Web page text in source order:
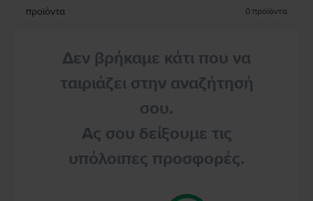
προϊόντα 0 προϊόντα
Δεν βρήκαμε κάτι που να
ταιριάζει στην αναζήτησή
σου.
Ας σου δείξουμε τις
υπόλοιπες προσφορές.